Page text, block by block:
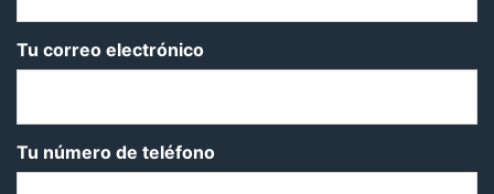
Tu correo electrónico
Tu número de teléfono